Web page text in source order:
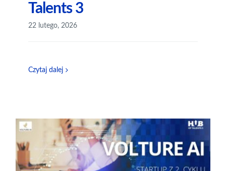
Talents 3
22 lutego, 2026
Czytaj dalej